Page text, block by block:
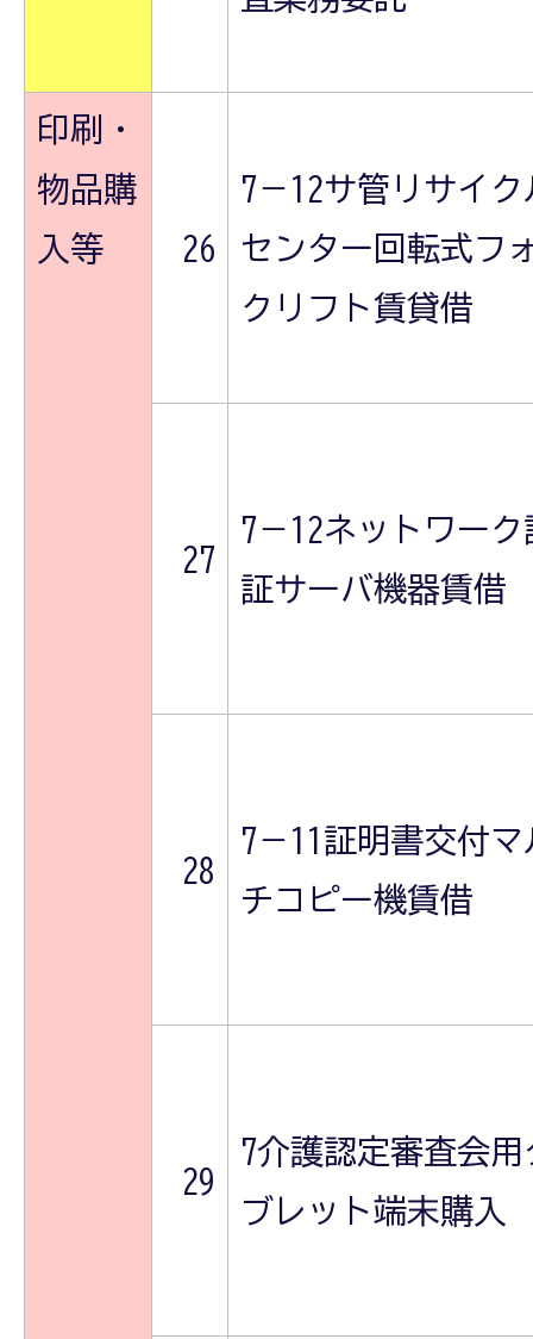
印刷・
物品購
入等
26
7－12サ管リサイク
センター回転式フ
クリフト賃貸借
27
7－12ネットワーク
証サーバ機器賃借
28
7－11証明書交付マ
チコピー機賃借
29
7介護認定審査会用
ブレット端末購入